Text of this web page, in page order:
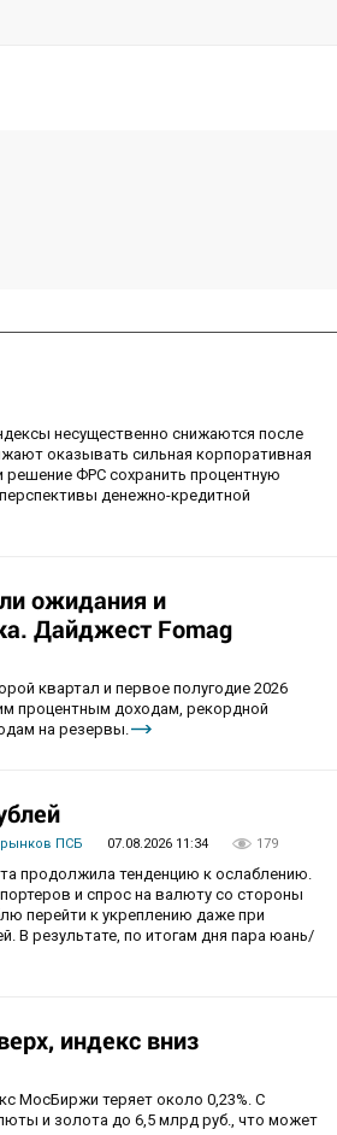
несущественно снижаются после
оказывать сильная корпоративная
ФРС сохранить процентную
денежно-кредитной
ожидания и
Дайджест Fomag
квартал и первое полугодие 2026
процентным доходам, рекордной
на резервы.
рынков ПСБ 07.08.2026 11:34 179
продолжила тенденцию к ослаблению.
и спрос на валюту со стороны
перейти к укреплению даже при
В результате, по итогам дня пара юань/
индекс вниз
МосБиржи теряет около 0,23%. С
и золота до 6,5 млрд руб., что может